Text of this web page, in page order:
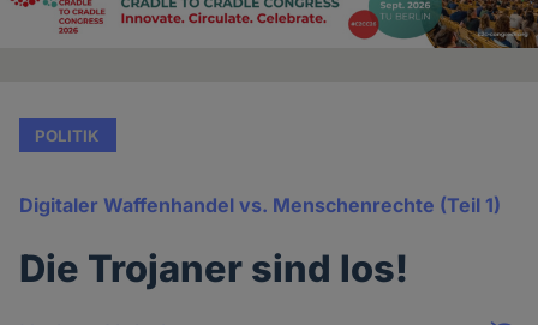
POLITIK
Digitaler Waffenhandel vs. Menschenrechte (Teil 1)
Die Trojaner sind los!